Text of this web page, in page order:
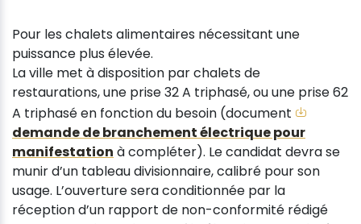
Pour les chalets alimentaires nécessitant une
puissance plus élevée.
La ville met à disposition par chalets de
restaurations, une prise 32 A triphasé, ou une prise 62
A triphasé en fonction du besoin (document
demande de branchement électrique pour
manifestation à compléter). Le candidat devra se
munir d’un tableau divisionnaire, calibré pour son
usage. L’ouverture sera conditionnée par la
réception d’un rapport de non-conformité rédigé